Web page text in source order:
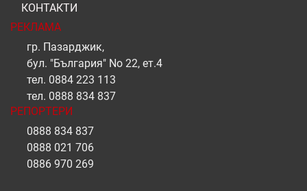
КОНТАКТИ
РЕКЛАМА
гр. Пазарджик,
бул. "България" No 22, ет.4
тел. 0884 223 113
тел. 0888 834 837
РЕПОРТЕРИ
0888 834 837
0888 021 706
0886 970 269